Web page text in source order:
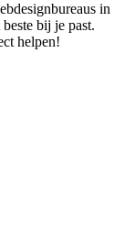
in
bij je past.
helpen!